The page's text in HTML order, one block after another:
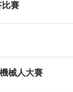
賽
械人大賽